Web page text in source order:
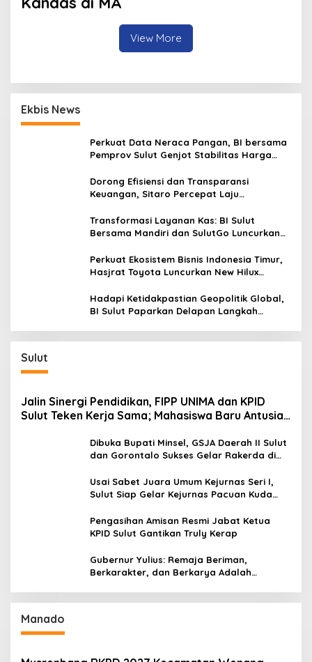
View More
Ekbis News
Perkuat Data Neraca Pangan, BI bersama
Pemprov Sulut Genjot Stabilitas Harga
Dorong Efisiensi dan Transparansi
Keuangan, Sitaro Percepat Laju
Transformasi Layanan Kas: BI Sulut
Bersama Mandiri dan SulutGo Luncurkan
Kepulauan
Perkuat Ekosistem Bisnis Indonesia Timur,
Hasjrat Toyota Luncurkan New Hilux
Hadapi Ketidakpastian Geopolitik Global,
BI Sulut Paparkan Delapan Langkah
Sulut
Jalin Sinergi Pendidikan, FIPP UNIMA dan KPID
Sulut Teken Kerja Sama; Mahasiswa Baru Antusias
Dibuka Bupati Minsel, GSJA Daerah II Sulut
dan Gorontalo Sukses Gelar Rakerda di
Usai Sabet Juara Umum Kejurnas Seri I,
Sulut Siap Gelar Kejurnas Pacuan Kuda
Pengasihan Amisan Resmi Jabat Ketua
KPID Sulut Gantikan Truly Kerap
Gubernur Yulius: Remaja Beriman,
Berkarakter, dan Berkarya Adalah
Manado